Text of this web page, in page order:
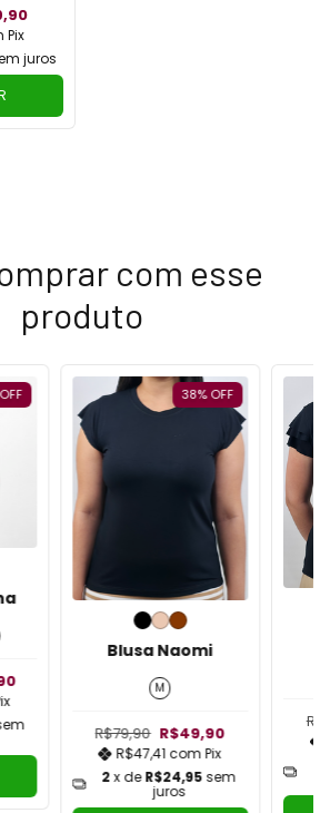
Pix
juros
com esse
produto
OFF 38%OFF
Blusa Naomi
M
R$79,90 R$49,90
R$47,41 com Pix
2 x deR$24,95 sem
juros